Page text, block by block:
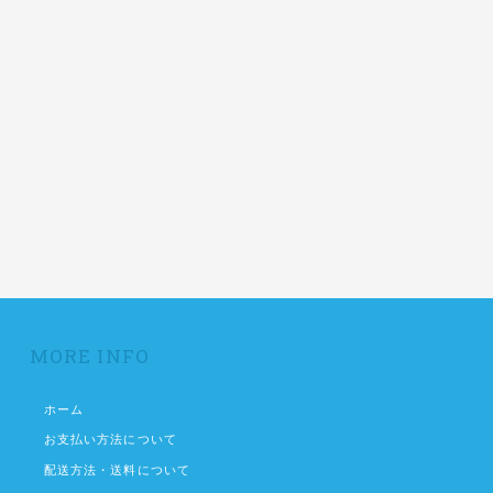
MORE INFO
ホーム
お支払い方法について
配送方法・送料について